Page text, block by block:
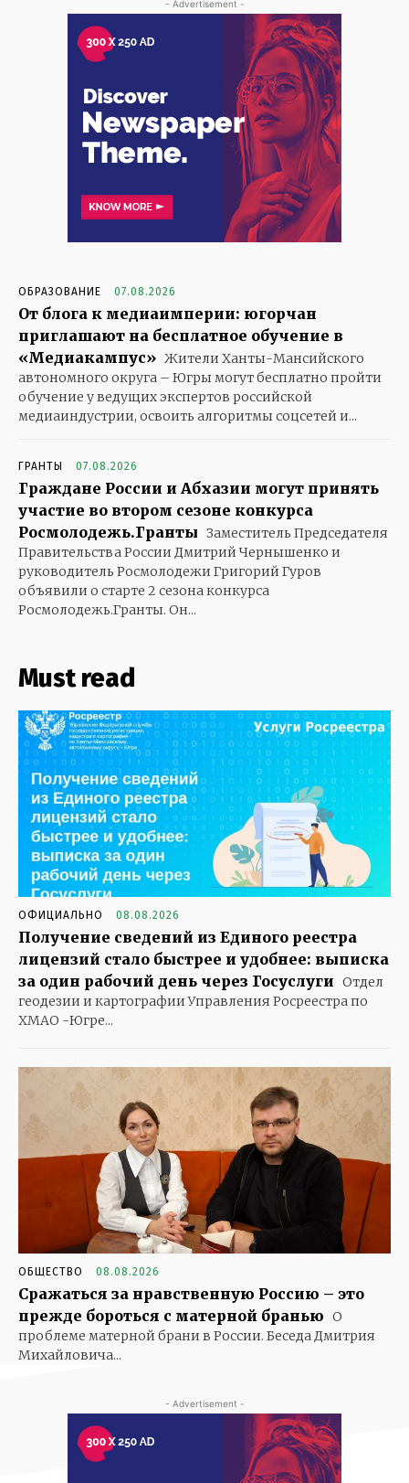
- Advertisement -
ОБРАЗОВАНИЕ 07.08.2026
От блога к медиаимперии: югорчан
приглашают на бесплатное обучение в
«Медиакампус» Жители Ханты-Мансийского
автономного округа – Югры могут бесплатно пройти
обучение у ведущих экспертов российской
медиаиндустрии, освоить алгоритмы соцсетей и...
ГРАНТЫ 07.08.2026
Граждане России и Абхазии могут принять
участие во втором сезоне конкурса
Росмолодежь.Гранты Заместитель Председателя
Правительства России Дмитрий Чернышенко и
руководитель Росмолодежи Григорий Гуров
объявили о старте 2 сезона конкурса
Росмолодежь.Гранты. Он...
Must read
ОФИЦИАЛЬНО 08.08.2026
Получение сведений из Единого реестра
лицензий стало быстрее и удобнее: выписка
за один рабочий день через Госуслуги Отдел
геодезии и картографии Управления Росреестра по
ХМАО -Югре...
ОБЩЕСТВО 08.08.2026
Сражаться за нравственную Россию – это
прежде бороться с матерной бранью О
проблеме матерной брани в России. Беседа Дмитрия
Михайловича...
- Advertisement -